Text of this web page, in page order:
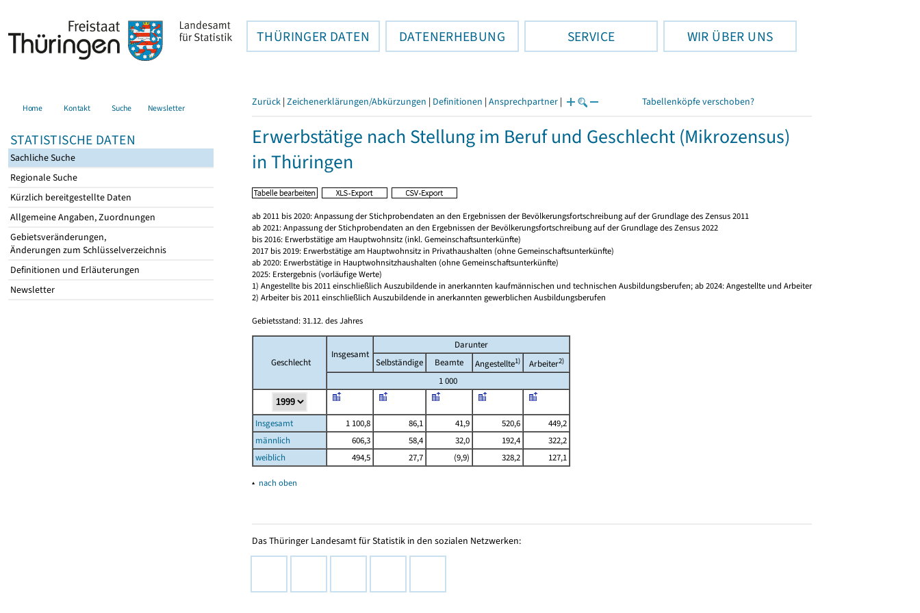
THÜRINGER DATEN DATENERHEBUNG SERVICE WIR ÜBER UNS
Home Kontakt Suche Newsletter
STATISTISCHE DATEN
Sachliche Suche
Regionale Suche
Kürzlich bereitgestellte Daten
Allgemeine Angaben, Zuordnungen
Gebietsveränderungen,
Änderungen zum Schlüsselverzeichnis
Definitionen und Erläuterungen
Newsletter
Zurück | Zeichenerklärungen/Abkürzungen | Definitionen | Ansprechpartner | Tabellenköpfe verschoben?
Erwerbstätige nach Stellung im Beruf und Geschlecht (Mikrozensus)
in Thüringen
ab 2011 bis 2020: Anpassung der Stichprobendaten an den Ergebnissen der Bevölkerungsfortschreibung auf der Grundlage des Zensus 2011
ab 2021: Anpassung der Stichprobendaten an den Ergebnissen der Bevölkerungsfortschreibung auf der Grundlage des Zensus 2022
bis 2016: Erwerbstätige am Hauptwohnsitz (inkl. Gemeinschaftsunterkünfte)
2017 bis 2019: Erwerbstätige am Hauptwohnsitz in Privathaushalten (ohne Gemeinschaftsunterkünfte)
ab 2020: Erwerbstätige in Hauptwohnsitzhaushalten (ohne Gemeinschaftsunterkünfte)
2025: Erstergebnis (vorläufige Werte)
1) Angestellte bis 2011 einschließlich Auszubildende in anerkannten kaufmännischen und technischen Ausbildungsberufen; ab 2024: Angestellte und Arbeiter
2) Arbeiter bis 2011 einschließlich Auszubildende in anerkannten gewerblichen Ausbildungsberufen
Gebietsstand: 31.12. des Jahres
Geschlecht
Insgesamt
Darunter
Selbständige
Beamte Angestellte1) Arbeiter2)
1 000
Insgesamt 1 100,8 86,1 41,9 520,6
449,2
männlich
606,3 58,4 32,0 192,4
322,2
weiblich
494,5 27,7 (9,9) 328,2 127,1
▴ nach oben
Das Thüringer Landesamt für Statistik in den sozialen Netzwerken: